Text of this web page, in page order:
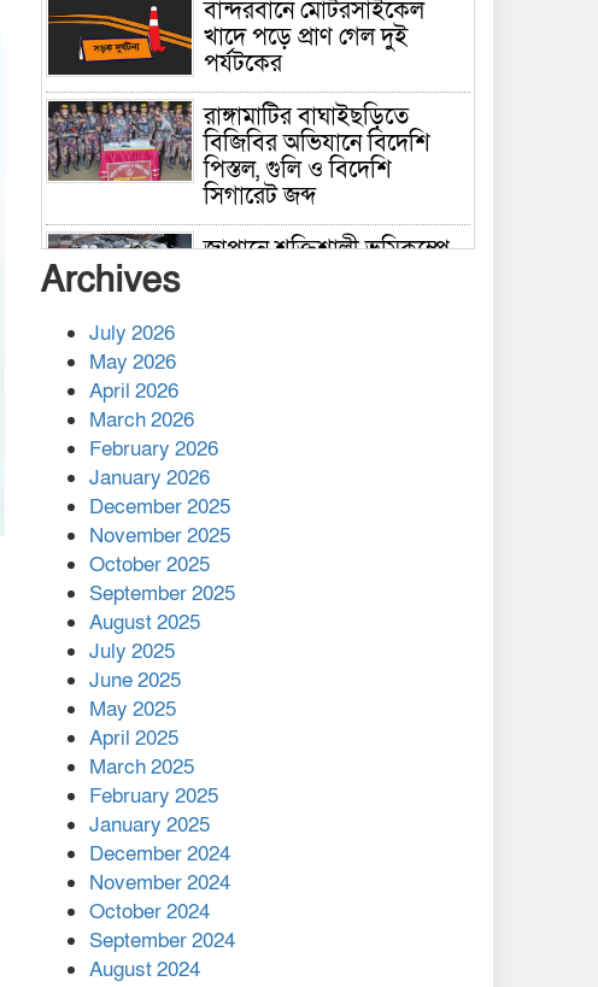
বান্দরবানে মোটরসাইকেল
খাদে পড়ে প্রাণ গেল দুই
পর্যটকের
রাঙ্গামাটির বাঘাইছড়িতে
বিজিবির অভিযানে বিদেশি
পিস্তল, গুলি ও বিদেশি
সিগারেট জব্দ
জাপানে শক্তিশালী ভূমিকম্পে
কাপ্তাই প্রেস ক্লাবের সভাপতি
মাহফুজ, সম্পাদক রিপন মারমা
নির্বাচিত
মালয়েশিয়ার প্রধানমন্ত্রীকে চিঠি
দেয়ার পর ফোন তারেক
রহমানের,গ্যাস সঙ্কট
মোকাবিলায় সহায়তার আশ্বাস
এক বিলিয়ন ডলার বিনিয়োগ
হবে আনোয়ারায়
বান্দরবানে বন্যায় ক্ষতিগ্রস্তদের
মাঝে সহায়তা দিলেন সাচিং প্রু
জেরী
Archives
July 2026
May 2026
April 2026
March 2026
February 2026
January 2026
December 2025
November 2025
October 2025
September 2025
August 2025
July 2025
June 2025
May 2025
April 2025
March 2025
February 2025
January 2025
December 2024
November 2024
October 2024
September 2024
August 2024